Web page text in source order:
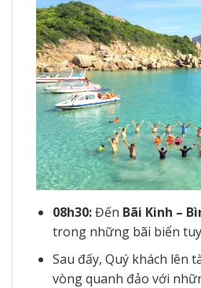
08h30:Đến Bãi Kinh –
trong những bãi biển
Sau đấy, Quý khách lên
vòng quanh đảo với